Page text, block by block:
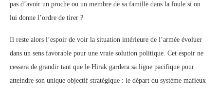
pas d’avoir un proche ou un membre de sa famille dans la foule si on
lui donne l’ordre de tirer ?
Il reste alors l’espoir de voir la situation intérieure de l’armée évoluer
dans un sens favorable pour une vraie solution politique. Cet espoir ne
cessera de grandir tant que le Hirak gardera sa ligne pacifique pour
atteindre son unique objectif stratégique : le départ du système mafieux